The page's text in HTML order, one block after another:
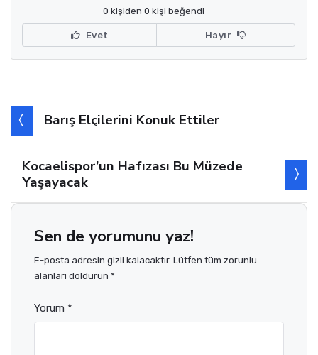
0 kişiden 0 kişi beğendi
Evet Hayır
Barış Elçilerini Konuk Ettiler
Kocaelispor’un Hafızası Bu Müzede
Yaşayacak
Sen de yorumunu yaz!
E-posta adresin gizli kalacaktır. Lütfen tüm zorunlu
alanları doldurun *
Yorum *